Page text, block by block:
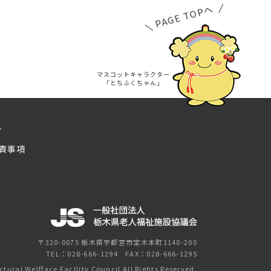
PAGE TOPへ
マスコットキャラクター
「とちふくちゃん」
事項
〒320-0075 栃木県宇都宮市宝木本町1140-200
TEL： 028-666-1294 FAX：028-666-1295
Welfface Facllity Council All Rights Reserved.